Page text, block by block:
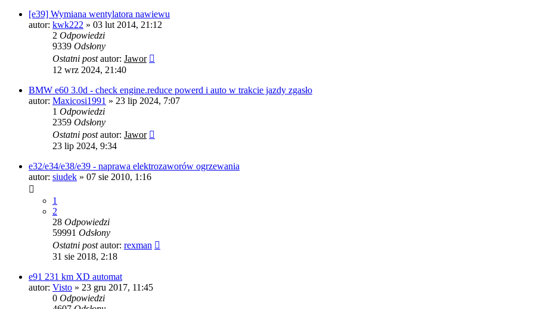
[e39] Wymiana wentylatora nawiewu
autor: kwk222 » 03 lut 2014, 21:12
2 Odpowiedzi
9339 Odsłony
Ostatni postautor: Jawor
12 wrz 2024, 21:40
BMW e60 3.0d - check engine.reduce powerd i auto w trakcie jazdy zgasło
autor: Maxicosi1991 » 23 lip 2024, 7:07
1 Odpowiedzi
2359 Odsłony
Ostatni postautor: Jawor
23 lip 2024, 9:34
e32/e34/e38/e39 - naprawa elektrozaworów ogrzewania
autor: siudek » 07 sie 2010, 1:16
1
2
28 Odpowiedzi
59991 Odsłony
Ostatni postautor: rexman
31 sie 2018, 2:18
e91 231 km XD automat
autor: Visto » 23 gru 2017, 11:45
0 Odpowiedzi